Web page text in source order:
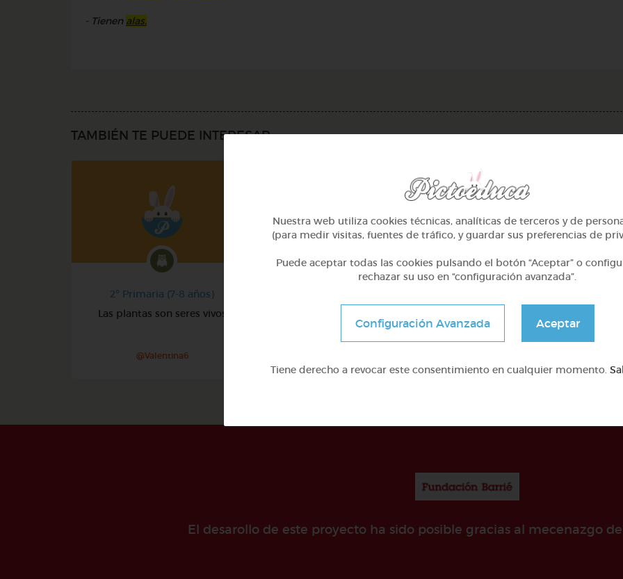
- Tienen alas.
TAMBIÉN TE PUEDE INTERESAR
2º Primaria (7-8 años)
Las plantas son seres vivos
@Valentina6
El desarollo de este proyecto ha sido posible gracias al mecenazgo
Nuestra web utiliza cookies técnicas, analíticas de terceros y de
(para medir visitas, fuentes de tráfico, y guardar sus preferencias de
Puede aceptar todas las cookies pulsando el botón “Aceptar” o
rechazar su uso en “configuración avanzada”.
Configuración Avanzada Aceptar
Tiene derecho a revocar este consentimiento en cualquier momento.